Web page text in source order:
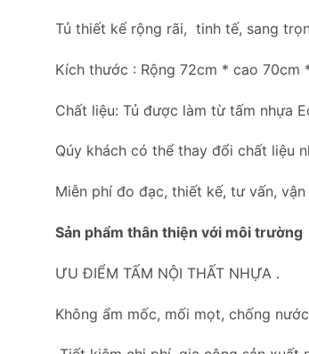
Tủ thiết kế rộng rãi, tinh tế, sang
Kích thước : Rộng 72cm * cao 70cm
Chất liệu: Tủ được làm từ tấm nhựa
Qúy khách có thể thay đổi chất liệu
Miễn phí đo đạc, thiết kế, tư vấn,
Sản phẩm thân thiện với môi trường
ƯU ĐIỂM TẤM NỘI THẤT NHỰA .
Không ẩm mốc, mối mọt, chống